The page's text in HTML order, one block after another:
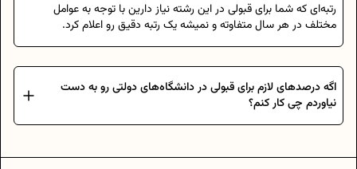
رتبه‌ای که شما برای قبولی در این رشته نیاز دارین با توجه به عوامل
مختلف در هر سال متفاوته و نمیشه یک رتبه دقیق رو اعلام کرد.
اگه درصدهای لازم برای قبولی در دانشگاه‌های دولتی رو به دست
نیاوردم چی کار کنم؟